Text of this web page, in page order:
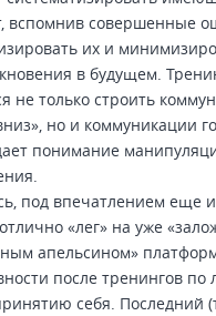
вспомнив совершенные
их и
в будущем.
не только строить
но и коммуникации
понимание
под впечатлением еще
«лег» на уже
апельсином»
после тренингов по
себя. Последний